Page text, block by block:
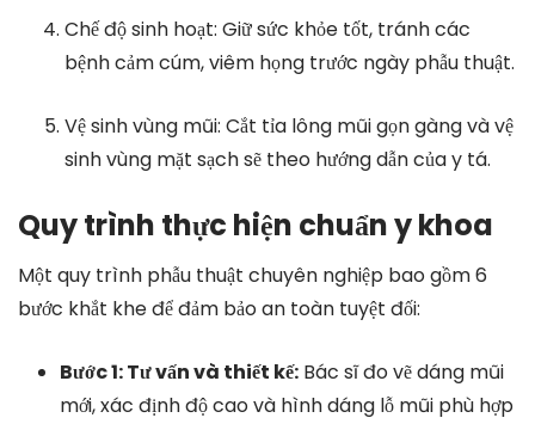
Chế độ sinh hoạt: Giữ sức khỏe tốt, tránh các
bệnh cảm cúm, viêm họng trước ngày phẫu thuật.
Vệ sinh vùng mũi: Cắt tỉa lông mũi gọn gàng và vệ
sinh vùng mặt sạch sẽ theo hướng dẫn của y tá.
Quy trình thực hiện chuẩn y khoa
Một quy trình phẫu thuật chuyên nghiệp bao gồm 6
bước khắt khe để đảm bảo an toàn tuyệt đối:
Bước 1: Tư vấn và thiết kế: Bác sĩ đo vẽ dáng mũi
mới, xác định độ cao và hình dáng lỗ mũi phù hợp